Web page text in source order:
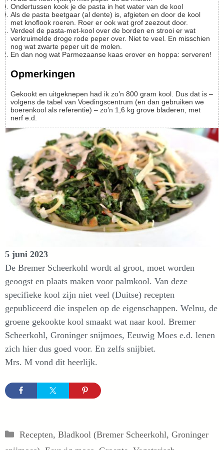
Ondertussen kook je de pasta in het water van de kool
Als de pasta beetgaar (al dente) is, afgieten en door de kool
met knoflook roeren. Roer er ook wat grof zeezout door.
Verdeel de pasta-met-kool over de borden en strooi er wat
verkruimelde droge rode peper over. Niet te veel. En misschien
nog wat zwarte peper uit de molen.
En dan nog wat Parmezaanse kaas erover en hoppa: serveren!
Opmerkingen
Gekookt en uitgeknepen had ik zo’n 800 gram kool. Dus dat is –
volgens de tabel van Voedingscentrum (en dan gebruiken we
boerenkool als referentie) – zo’n 1,6 kg grove bladeren, met
nerf e.d.
5 juni 2023
De Bremer Scheerkohl wordt al groot, moet worden
geoogst en plaats maken voor palmkool. Van deze
specifieke kool zijn niet veel (Duitse) recepten
gepubliceerd die inspelen op de eigenschappen. Welnu, de
groene gekookte kool smaakt wat naar kool. Bremer
Scheerkohl, Groninger snijmoes, Eeuwig Moes e.d. lenen
zich hier dus goed voor. En zelfs snijbiet.
Mrs. M vond dit heerlijk.
Categorieën
Recepten, Bladkool (Bremer Scheerkohl, Groninger